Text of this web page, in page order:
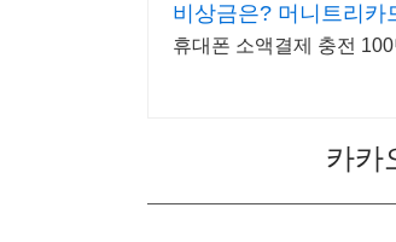
비상금은? 머니트리카
휴대폰 소액결제 충전
카카